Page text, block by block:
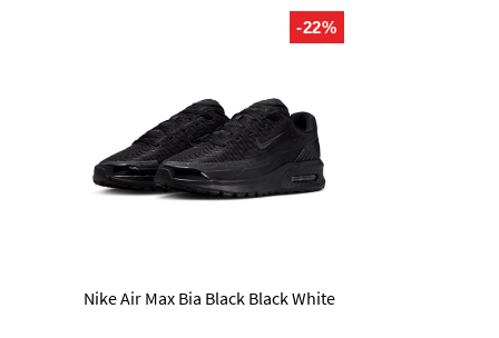
-22%
Nike Air Max Bia Black Black White